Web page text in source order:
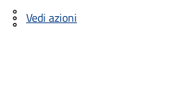
Vedi azioni